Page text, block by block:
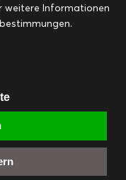
Ostern Resteküche
Startseite
weitere Informationen